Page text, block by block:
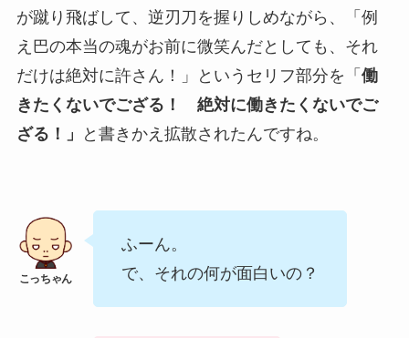
が蹴り飛ばして、逆刃刀を握りしめながら、「例
え巴の本当の魂がお前に微笑んだとしても、それ
だけは絶対に許さん！」というセリフ部分を「 働
きたくないでござる！ 絶対に働きたくないでご
ざる！」
と書きかえ拡散されたんですね。
ふーん。
で、それの何が面白いの？